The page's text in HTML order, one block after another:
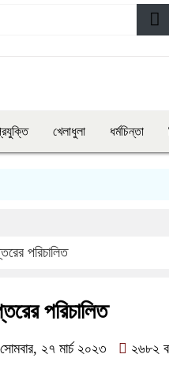
খেলাধুলা ধর্মচিন্তা
পরিচালিত
পরিচালিত
২৭ মার্চ ২০২৩ ২৬৮২